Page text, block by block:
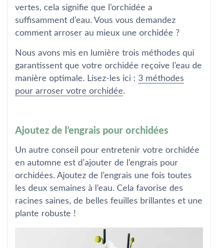
vertes, cela signifie que l’orchidée a
suffisamment d’eau. Vous vous demandez
comment arroser au mieux une orchidée ?
Nous avons mis en lumière trois méthodes qui
garantissent que votre orchidée reçoive l’eau de
manière optimale. Lisez-les ici : 3 méthodes
pour arroser votre orchidée.
Ajoutez de l’engrais pour orchidées
Un autre conseil pour entretenir votre orchidée
en automne est d’ajouter de l’engrais pour
orchidées. Ajoutez de l’engrais une fois toutes
les deux semaines à l’eau. Cela favorise des
racines saines, de belles feuilles brillantes et une
plante robuste !